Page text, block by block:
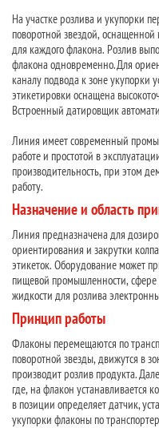
На участке розлива и укупорки
поворотной звездой,
для каждого флакона. Розлив
флакона одновременно. Для
каналу подвода к зоне укупорки
этикетировки оснащена
Встроенный датировщик
Линия имеет современный
работе и простотой в
производительность, при этом
работу.
Назначение и область
Линия предназначена для
ориентирования и закрутки
этикеток. Оборудование может
пищевой промышленности,
жидкости для розлива
Принцип работы
Флаконы перемещаются по
поворотной звезды, движутся в
производит розлив продукта.
где, на флакон устанавливается
в позиции определяет датчик,
укупорки флаконы по